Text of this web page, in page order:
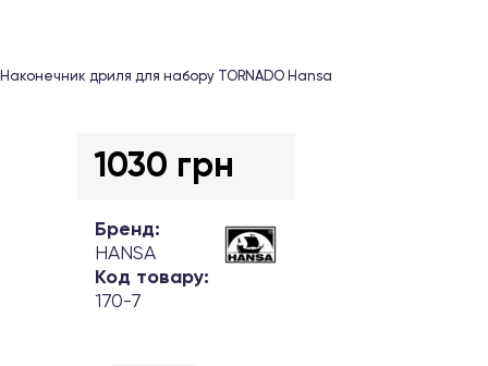
Наконечник дриля для набору TORNADO Hansa
1030 грн
Бренд:
HANSA
Код товару:
170-7